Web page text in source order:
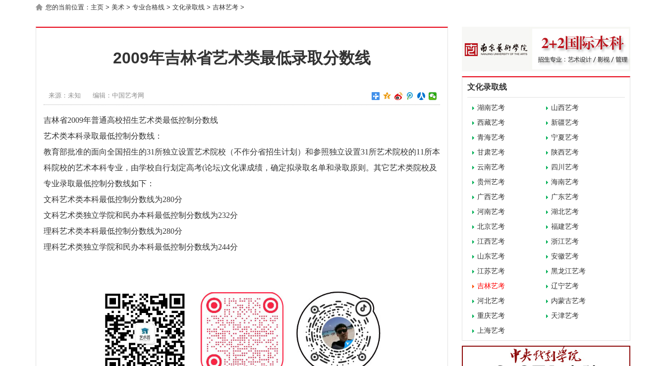
您的当前位置： 主页 > 美术 > 专业合格线 > 文化录取线 > 吉林艺考 >
2009年吉林省艺术类最低录取分数线
来源：未知 编辑：中国艺考网
吉林省2009年普通高校招生艺术类最低控制分数线
艺术类本科录取最低控制分数线：
教育部批准的面向全国招生的31所独立设置艺术院校（不作分省招生计划）和参照独立设置31所艺术院校的11所本
科院校的艺术本科专业，由学校自行划定高考(论坛)文化课成绩，确定拟录取名单和录取原则。其它艺术类院校及
专业录取最低控制分数线如下：
文科艺术类本科最低控制分数线为280分
文科艺术类独立学院和民办本科最低控制分数线为232分
理科艺术类本科最低控制分数线为280分
理科艺术类独立学院和民办本科最低控制分数线为244分
文化录取线
湖南艺考
山西艺考
西藏艺考
新疆艺考
青海艺考
宁夏艺考
甘肃艺考
陕西艺考
云南艺考
四川艺考
贵州艺考
海南艺考
广西艺考
广东艺考
河南艺考
湖北艺考
北京艺考
福建艺考
江西艺考
浙江艺考
山东艺考
安徽艺考
江苏艺考
黑龙江艺考
吉林艺考
辽宁艺考
河北艺考
内蒙古艺考
重庆艺考
天津艺考
上海艺考